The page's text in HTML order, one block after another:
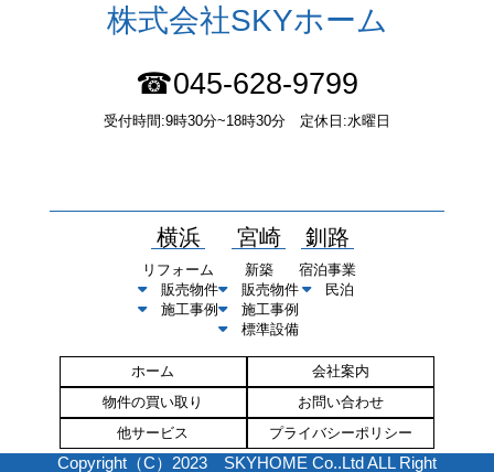
株式会社SKYホーム
☎045-628-9799
受付時間:9時30分~18時30分 定休日:水曜日
横浜
リフォーム
販売物件
施工事例
宮崎
新築
販売物件
施工事例
標準設備
釧路
宿泊事業
民泊
ホーム
会社案内
物件の買い取り
お問い合わせ
他サービス
プライバシーポリシー
Copyright（C）2023 SKYHOME Co..Ltd ALL Right